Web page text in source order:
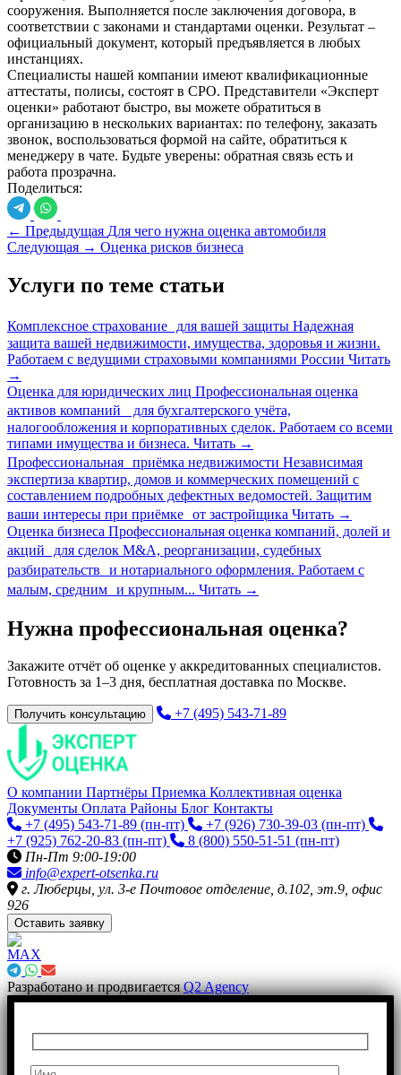
сооружения. Выполняется после заключения договора, в
соответствии с законами и стандартами оценки. Результат –
официальный документ, который предъявляется в любых
инстанциях.
Специалисты нашей компании имеют квалификационные
аттестаты, полисы, состоят в СРО. Представители «Эксперт
оценки» работают быстро, вы можете обратиться в
организацию в нескольких вариантах: по телефону, заказать
звонок, воспользоваться формой на сайте, обратиться к
менеджеру в чате. Будьте уверены: обратная связь есть и
работа прозрачна.
Поделиться:
← Предыдущая Для чего нужна оценка автомобиля
Следующая → Оценка рисков бизнеса
Услуги по теме статьи
Комплексное страхование для вашей защиты Надежная
защита вашей недвижимости, имущества, здоровья и жизни.
Работаем с ведущими страховыми компаниями России Читать
→
Оценка для юридических лиц Профессиональная оценка
активов компаний для бухгалтерского учёта,
налогообложения и корпоративных сделок. Работаем со всеми
типами имущества и бизнеса. Читать →
Профессиональная приёмка недвижимости Независимая
экспертиза квартир, домов и коммерческих помещений с
составлением подробных дефектных ведомостей. Защитим
ваши интересы при приёмке от застройщика Читать →
Оценка бизнеса Профессиональная оценка компаний, долей и
акций для сделок M&A, реорганизации, судебных
разбирательств и нотариального оформления. Работаем с
малым, средним и крупным... Читать →
Нужна профессиональная оценка?
Закажите отчёт об оценке у аккредитованных специалистов.
Готовность за 1–3 дня, бесплатная доставка по Москве.
Получить консультацию +7 (495) 543-71-89
О компании Партнёры Приемка Коллективная оценка
Документы Оплата Районы Блог Контакты
+7 (495) 543-71-89 (пн-пт) +7 (926) 730-39-03 (пн-пт)
+7 (925) 762-20-83 (пн-пт) 8 (800) 550-51-51 (пн-пт)
Пн-Пт 9:00-19:00
info@expert-otsenka.ru
г. Люберцы, ул. 3-е Почтовое отделение, д.102, эт.9, офис
926
Оставить заявку
Разработано и продвигаетсяQ2 Agency